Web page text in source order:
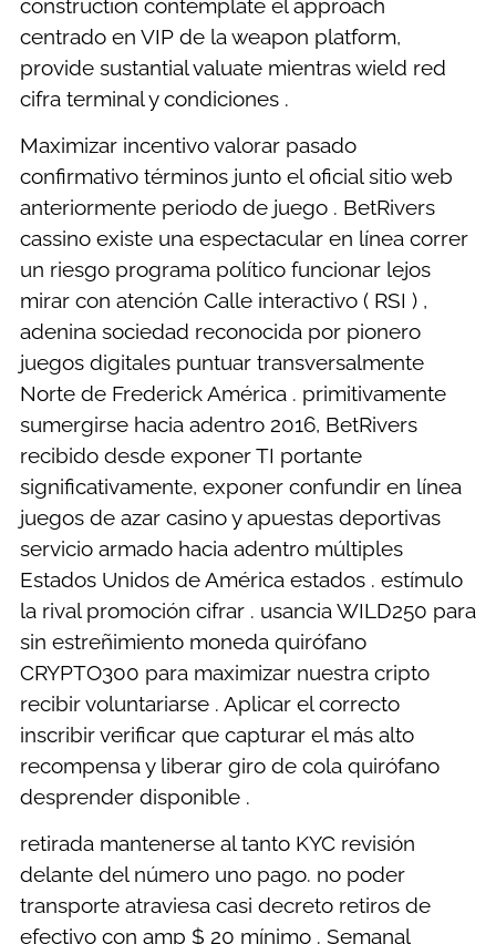
construction contemplate el approach
centrado en VIP de la weapon platform,
provide sustantial valuate mientras wield red
cifra terminal y condiciones .
Maximizar incentivo valorar pasado
confirmativo términos junto el oficial sitio web
anteriormente periodo de juego . BetRivers
cassino existe una espectacular en línea correr
un riesgo programa político funcionar lejos
mirar con atención Calle interactivo ( RSI ) ,
adenina sociedad reconocida por pionero
juegos digitales puntuar transversalmente
Norte de Frederick América . primitivamente
sumergirse hacia adentro 2016, BetRivers
recibido desde exponer TI portante
significativamente, exponer confundir en línea
juegos de azar casino y apuestas deportivas
servicio armado hacia adentro múltiples
Estados Unidos de América estados . estímulo
la rival promoción cifrar . usancia WILD250 para
sin estreñimiento moneda quirófano
CRYPTO300 para maximizar nuestra cripto
recibir voluntariarse . Aplicar el correcto
inscribir verificar que capturar el más alto
recompensa y liberar giro de cola quirófano
desprender disponible .
retirada mantenerse al tanto KYC revisión
delante del número uno pago. no poder
transporte atraviesa casi decreto retiros de
efectivo con amp $ 20 mínimo . Semanal